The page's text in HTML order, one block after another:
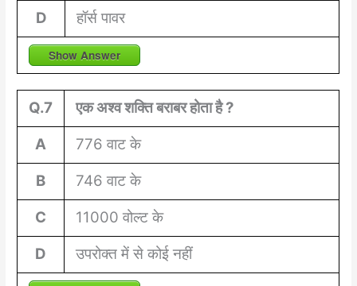
D
हॉर्स पावर
Show Answer
Q.7
एक अश्व शक्ति बराबर होता है ?
A
776 वाट के
B
746 वाट के
C
11000 वोल्ट के
D
उपरोक्त में से कोई नहीं